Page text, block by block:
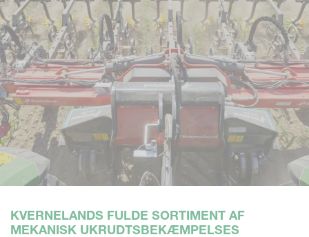
KVERNELANDS FULDE SORTIMENT AF
MEKANISK UKRUDTSBEKÆMPELSES